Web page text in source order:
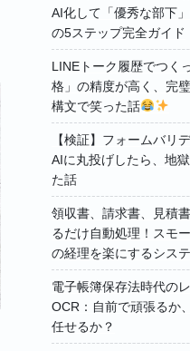
AI化して「優秀な部下
の5ステップ完全ガイド
LINEトーク履歴でつく
格」の精度が高く、完
構文で笑った話
【検証】フォームバリ
AIに丸投げしたら、地
た話
領収書、請求書、見積
るだけ自動処理！スモ
の経理を楽にするシス
電子帳簿保存法時代の
OCR：自前で頑張るか
任せるか？